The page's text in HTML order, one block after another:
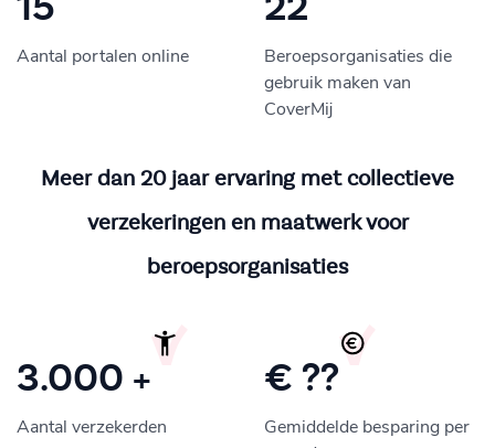
Aantal portalen online
Beroepsorganisaties die
gebruik maken van
CoverMij
Meer dan 20 jaar ervaring met collectieve
verzekeringen en maatwerk voor
beroepsorganisaties
3.000 +
Aantal verzekerden
€ ??
Gemiddelde besparing per